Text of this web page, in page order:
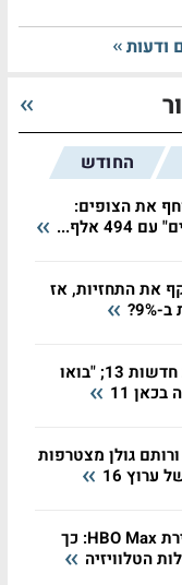
ודעות
החודש
את הצופים:
אלף...
את התחזיות, אז
ערוץ 14 עקף את חדשות 13; "בואו
11
גולן מצטרפות
16
סלקום נכנסת לזירת HBO Max: כך
הטלוויזיה